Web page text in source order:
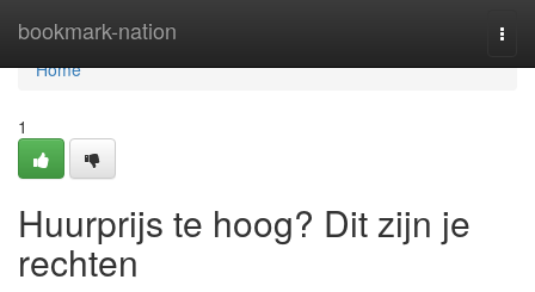
bookmark-nation
Home
Home
1
Huurprijs te hoog? Dit zijn je
rechten